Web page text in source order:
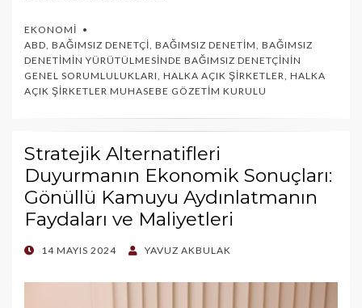
EKONOMI
ABD BAĞIMSIZ DENETÇI BAĞIMSIZ DENETIM BAĞIMSIZ
DENETIMIN YÜRÜTÜLMESINDE BAĞIMSIZ DENETÇININ
GENEL SORUMLULUKLARI HALKA AÇIK ŞIRKETLER HALKA
AÇIK ŞIRKETLER MUHASEBE GÖZETIM KURULU
Stratejik Alternatifleri
Duyurmanın Ekonomik Sonuçları:
Gönüllü Kamuyu Aydınlatmanın
Faydaları ve Maliyetleri
POSTED
14 MAYIS 2024 YAVUZ AKBULAK